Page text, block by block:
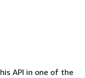
API in one of the